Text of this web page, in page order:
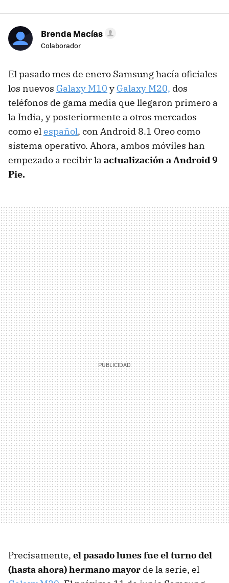
Brenda Macías
Colaborador
El pasado mes de enero Samsung hacía oficiales
los nuevos Galaxy M10 y Galaxy M20, dos
teléfonos de gama media que llegaron primero a
la India, y posteriormente a otros mercados
como elespañol, con Android 8.1 Oreo como
sistema operativo. Ahora, ambos móviles han
empezado a recibir la actualización a Android 9
Pie.
Precisamente, el pasado lunes fue el turno del
(hasta ahora) hermano mayor de la serie, el